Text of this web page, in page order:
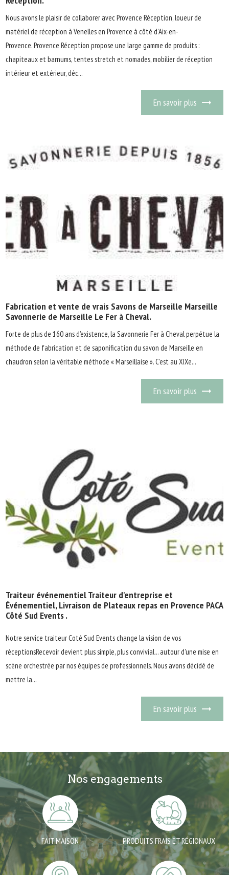
Nous avons le plaisir de collaborer avec Provence Réception, loueur de
matériel de réception à Venelles en Provence à côté d'Aix-en-
Provence. Provence Réception propose une large gamme de produits :
chapiteaux et barnums, tentes stretch et nomades, mobilier de réception
intérieur et extérieur, déc...
En savoir plus
Fabrication et vente de vrais Savons de Marseille Marseille
Savonnerie de Marseille Le Fer à Cheval.
Forte de plus de 160 ans d’existence, la Savonnerie Fer à Cheval perpétue la
méthode de fabrication et de saponification du savon de Marseille en
chaudron selon la véritable méthode « Marseillaise ». C’est au XIXe...
En savoir plus
Traiteur événementiel Traiteur d'entreprise et
Événementiel, Livraison de Plateaux repas en Provence PACA
Côté Sud Events .
Notre service traiteur Coté Sud Events change la vision de vos
réceptionsRecevoir devient plus simple, plus convivial... autour d'une mise en
scène orchestrée par nos équipes de professionnels. Nous avons décidé de
mettre la...
En savoir plus
Nos engagements
FAIT MAISON PRODUITS FRAIS ET RÉGIONAUX